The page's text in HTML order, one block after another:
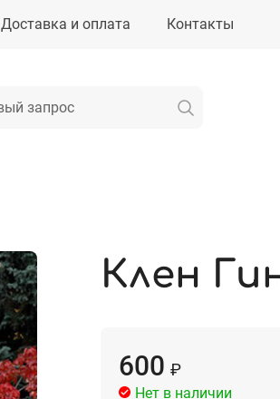
Доставка и оплата Контакты
Клен
600 ₽
Нет в наличии